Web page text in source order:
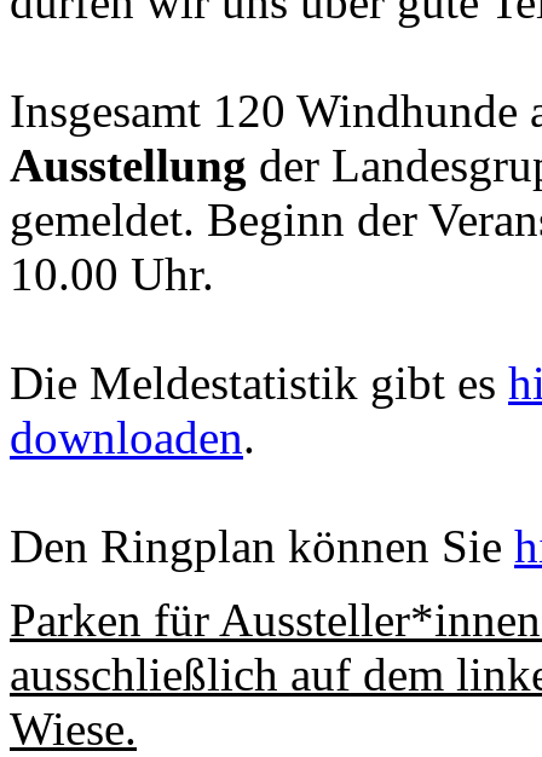
Insgesamt 120 Windhunde
Ausstellung der
gemeldet. Beginn der
10.00 Uhr.
Die Meldestatistik gibt es
downloaden.
Den Ringplan können Sie
Parken für
ausschließlich auf dem
Wiese.